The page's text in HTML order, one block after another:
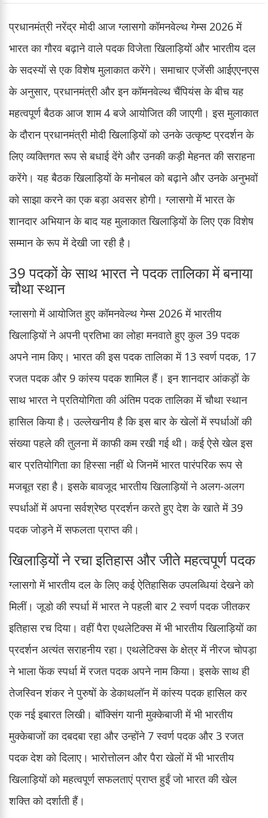
प्रधानमंत्री नरेंद्र मोदी आज ग्लासगो कॉमनवेल्थ गेम्स 2026 में
भारत का गौरव बढ़ाने वाले पदक विजेता खिलाड़ियों और भारतीय दल
के सदस्यों से एक विशेष मुलाकात करेंगे। समाचार एजेंसी आईएएनएस
के अनुसार, प्रधानमंत्री और इन कॉमनवेल्थ चैंपियंस के बीच यह
महत्वपूर्ण बैठक आज शाम 4 बजे आयोजित की जाएगी। इस मुलाकात
के दौरान प्रधानमंत्री मोदी खिलाड़ियों को उनके उत्कृष्ट प्रदर्शन के
लिए व्यक्तिगत रूप से बधाई देंगे और उनकी कड़ी मेहनत की सराहना
करेंगे। यह बैठक खिलाड़ियों के मनोबल को बढ़ाने और उनके अनुभवों
को साझा करने का एक बड़ा अवसर होगी। ग्लासगो में भारत के
शानदार अभियान के बाद यह मुलाकात खिलाड़ियों के लिए एक विशेष
सम्मान के रूप में देखी जा रही है।
39 पदकों के साथ भारत ने पदक तालिका में बनाया
चौथा स्थान
ग्लासगो में आयोजित हुए कॉमनवेल्थ गेम्स 2026 में भारतीय
खिलाड़ियों ने अपनी प्रतिभा का लोहा मनवाते हुए कुल 39 पदक
अपने नाम किए। भारत की इस पदक तालिका में 13 स्वर्ण पदक, 17
रजत पदक और 9 कांस्य पदक शामिल हैं। इन शानदार आंकड़ों के
साथ भारत ने प्रतियोगिता की अंतिम पदक तालिका में चौथा स्थान
हासिल किया है। उल्लेखनीय है कि इस बार के खेलों में स्पर्धाओं की
संख्या पहले की तुलना में काफी कम रखी गई थी। कई ऐसे खेल इस
बार प्रतियोगिता का हिस्सा नहीं थे जिनमें भारत पारंपरिक रूप से
मजबूत रहा है। इसके बावजूद भारतीय खिलाड़ियों ने अलग-अलग
स्पर्धाओं में अपना सर्वश्रेष्ठ प्रदर्शन करते हुए देश के खाते में 39
पदक जोड़ने में सफलता प्राप्त की।
खिलाड़ियों ने रचा इतिहास और जीते महत्वपूर्ण पदक
ग्लासगो में भारतीय दल के लिए कई ऐतिहासिक उपलब्धियां देखने को
मिलीं। जूडो की स्पर्धा में भारत ने पहली बार 2 स्वर्ण पदक जीतकर
इतिहास रच दिया। वहीं पैरा एथलेटिक्स में भी भारतीय खिलाड़ियों का
प्रदर्शन अत्यंत सराहनीय रहा। एथलेटिक्स के क्षेत्र में नीरज चोपड़ा
ने भाला फेंक स्पर्धा में रजत पदक अपने नाम किया। इसके साथ ही
तेजस्विन शंकर ने पुरुषों के डेकाथलॉन में कांस्य पदक हासिल कर
एक नई इबारत लिखी। बॉक्सिंग यानी मुक्केबाजी में भी भारतीय
मुक्केबाजों का दबदबा रहा और उन्होंने 7 स्वर्ण पदक और 3 रजत
पदक देश को दिलाए। भारोत्तोलन और पैरा खेलों में भी भारतीय
खिलाड़ियों को महत्वपूर्ण सफलताएं प्राप्त हुईं जो भारत की खेल
शक्ति को दर्शाती हैं।